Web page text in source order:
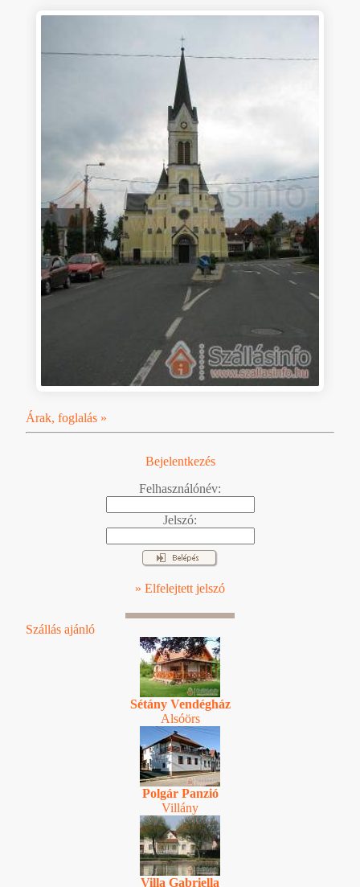
Árak, foglalás »
Bejelentkezés
Felhasználónév:
Jelszó:
» Elfelejtett jelszó
Szállás ajánló
Sétány Vendégház
Alsóörs
Polgár Panzió
Villány
Villa Gabriella